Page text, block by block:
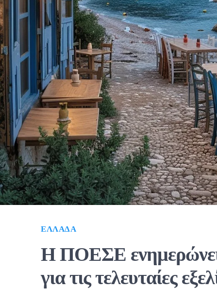
ΕΛΛΆΔΑ
Η ΠΟΕΣΕ
για τις τελευταίες